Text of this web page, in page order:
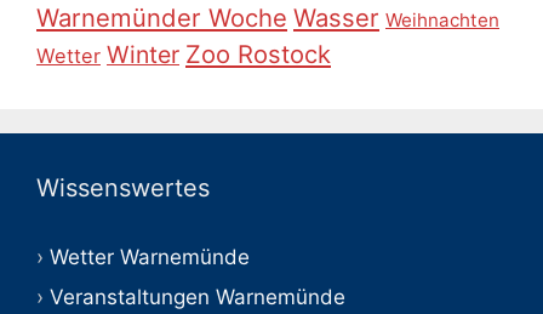
Warnemünder Woche Wasser Weihnachten
Wetter Winter Zoo Rostock
Wissenswertes
Wetter Warnemünde
Veranstaltungen Warnemünde